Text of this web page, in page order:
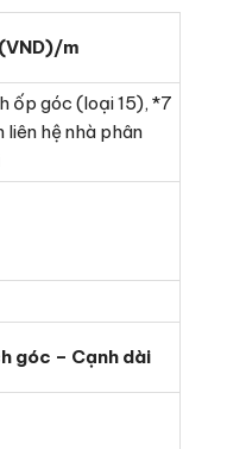
m
ốp góc (loại 15), *7
liên hệ nhà phân
góc – Cạnh dài